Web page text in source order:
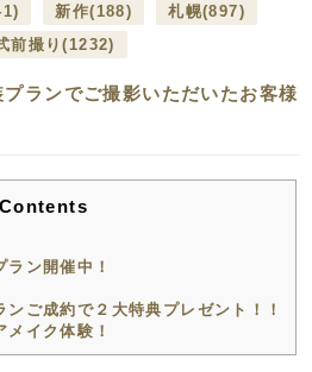
新作(188) 札幌(897)
前撮り(1232)
ランでご撮影いただいたお客様
Contents
ン開催中！
ご成約で２大特典プレゼント！！
イク体験！